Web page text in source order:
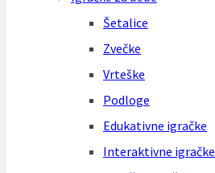
Šetalice
Zvečke
Vrteške
Podloge
Edukativne igračke
Interaktivne igračke